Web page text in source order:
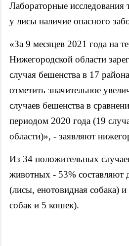
Лабораторные исследования
у лисы наличие опасного
«За 9 месяцев 2021 года на
Нижегородской области
случая бешенства в 17
отметить значительное
случаев бешенства в
периодом 2020 года (19
области)», - заявляют
Из 34 положительных
животных - 53% составляют
(лисы, енотовидная собака)
собак и 5 кошек).